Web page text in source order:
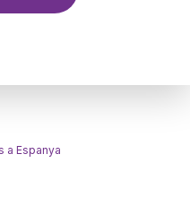
a Espanya